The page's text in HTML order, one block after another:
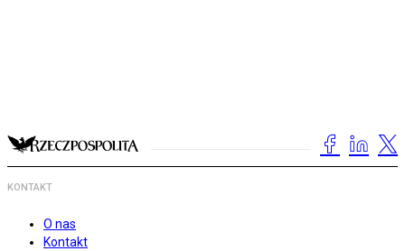
KONTAKT
O nas
Kontakt